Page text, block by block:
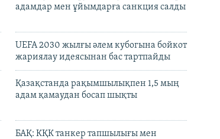
адамдар мен ұйымдарға санкция салды
UEFA 2030 жылғы әлем кубогына бойкот
жариялау идеясынан бас тартпайды
Қазақстанда рақымшылықпен 1,5 мың
адам қамаудан босап шықты
БАҚ: КҚК танкер тапшылығы мен